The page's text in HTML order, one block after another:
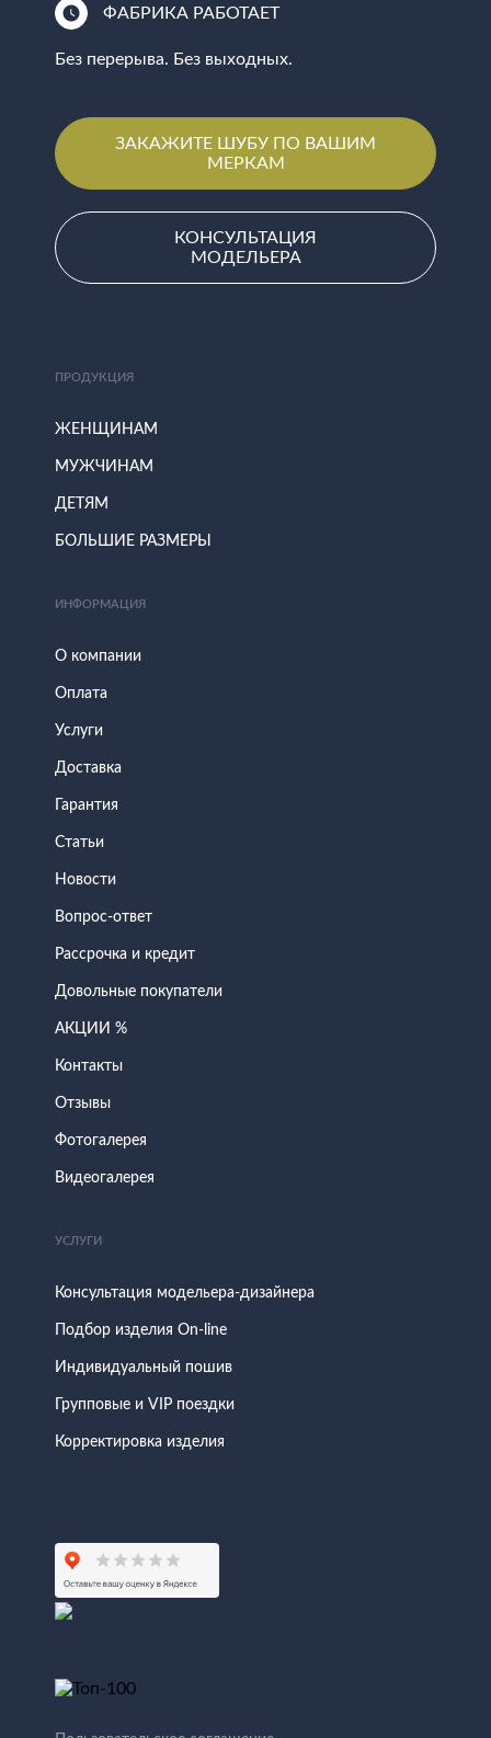
ФАБРИКА РАБОТАЕТ
Без перерыва. Без выходных.
ЗАКАЖИТЕ ШУБУ ПО ВАШИМ
МЕРКАМ
КОНСУЛЬТАЦИЯ
МОДЕЛЬЕРА
ПРОДУКЦИЯ
ЖЕНЩИНАМ
МУЖЧИНАМ
ДЕТЯМ
БОЛЬШИЕ РАЗМЕРЫ
ИНФОРМАЦИЯ
О компании
Оплата
Услуги
Доставка
Гарантия
Статьи
Новости
Вопрос-ответ
Рассрочка и кредит
Довольные покупатели
АКЦИИ %
Контакты
Отзывы
Фотогалерея
Видеогалерея
УСЛУГИ
Консультация модельера-дизайнера
Подбор изделия On-line
Индивидуальный пошив
Групповые и VIP поездки
Корректировка изделия